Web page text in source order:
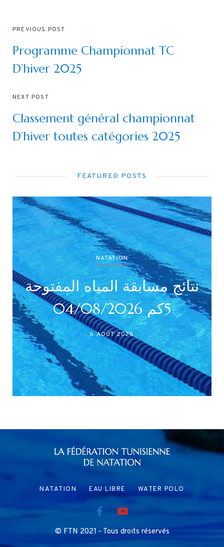
PREVIOUS POST
Programme Championnat TC
D’hiver 2025
NEXT POST
Classement général championnat
D’hiver toutes catégories 2025
FEATURED POSTS
NATATION
نتائج بطولة جميع الأصناف
(أداني /أصاغر/أواسط /
أكابر)
27 JUILLET 2026
© FTN 2021 - Tous droits réservés
NATATION EAU LIBRE WATER POLO